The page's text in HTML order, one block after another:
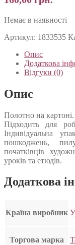
Немає в наявності
Артикул: 1833535
Опис
Додаткова
Відгуки (0)
Опис
Полотно на картоні.
Підходить для
Індивідуальна
пошкоджень,
початківців
уроків та етюдів.
Додаткова
Країна виробник
Торгова марка